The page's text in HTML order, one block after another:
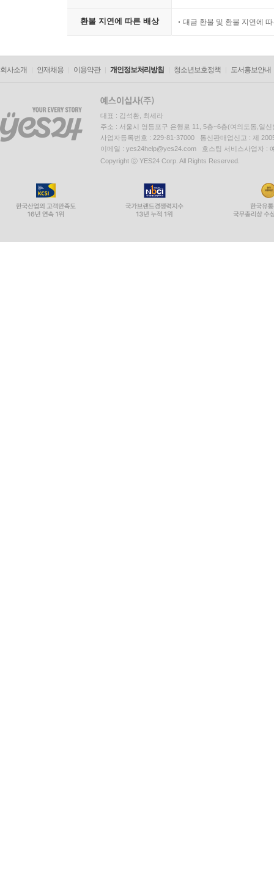
환불 지연에 따른 배상 대금 환불 및 환불 지연에
회사소개 인재채용 이용약관 개인정보처리방침 청소년보호정책 도서홍보안내
대표 : 김석환, 최세라
주소 : 서울시 영등포구 은행로 11, 5층~6층(여의도동,일신
사업자등록번호 : 229-81-37000 통신판매업신고 : 제
이메일 : yes24help@yes24.com 호스팅 서비스사업자 :
Copyright ⓒ YES24 Corp. All Rights Reserved.